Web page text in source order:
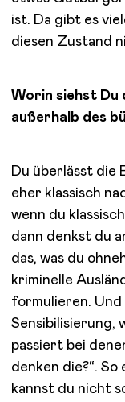
ist. Da gibt es
diesen Zustand
Worin siehst Du
außerhalb des
Du überlässt die
eher klassisch
wenn du
dann denkst du
das, was du
kriminelle
formulieren.
Sensibilisierung,
passiert bei
denken die?“.
kannst du nicht